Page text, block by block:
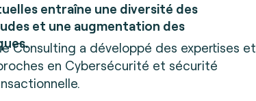
entraîne une diversité des
et une augmentation des
Consulting a développé des expertises et
en Cybersécurité et sécurité